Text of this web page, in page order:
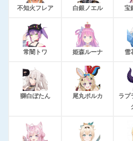
不知火フレア 白銀ノエル 宝
常闇トワ 姫森ルーナ 雪
獅白ぼたん 尾丸ポルカ
ラプ